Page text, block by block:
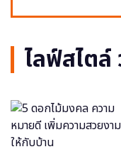
ไลฟ์สไตล์